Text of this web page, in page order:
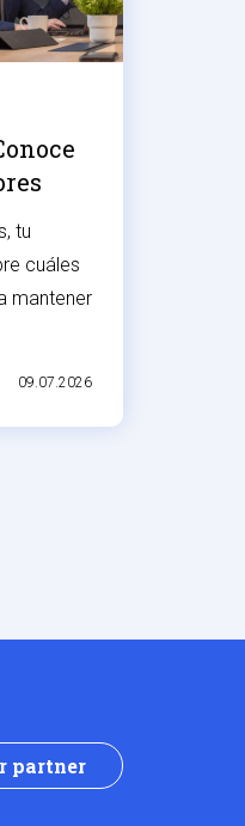
tu
cuáles
mantener
09.07.2026
partner